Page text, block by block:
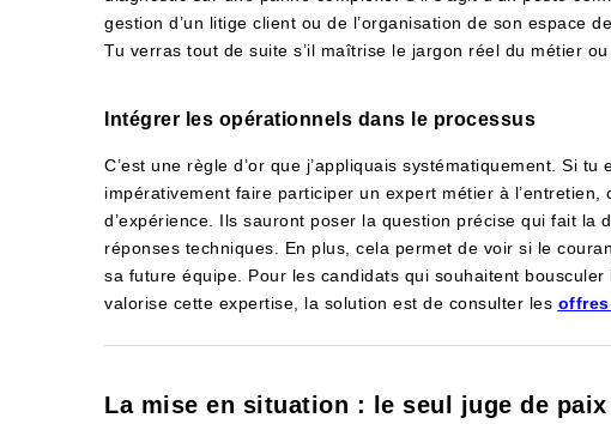
gestion d’un litige client ou de l’organisation de son espace
Tu verras tout de suite s’il maîtrise le jargon réel du métier
Intégrer les opérationnels dans le processus
C’est une règle d’or que j’appliquais systématiquement. Si
impérativement faire participer un expert métier à l’entretien,
d’expérience. Ils sauront poser la question précise qui fait la
réponses techniques. En plus, cela permet de voir si le
sa future équipe. Pour les candidats qui souhaitent
valorise cette expertise, la solution est de consulter les offres
La mise en situation : le seul juge de paix